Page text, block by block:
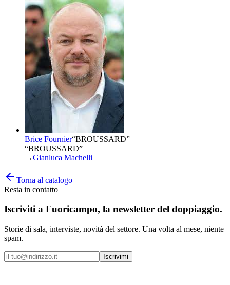
Brice Fournier“BROUSSARD”
“BROUSSARD”
→Gianluca Machelli
Torna al catalogo
Resta in contatto
Iscriviti a Fuoricampo, la newsletter del doppiaggio.
Storie di sala, interviste, novità del settore. Una volta al mese, niente
spam.
Iscrivimi